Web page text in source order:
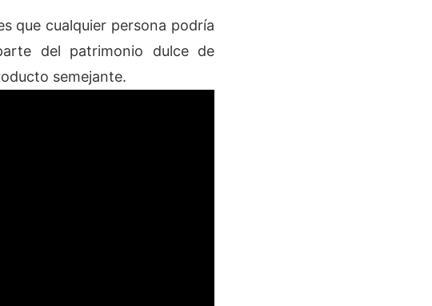
que cualquier persona podría
del patrimonio dulce de
semejante.